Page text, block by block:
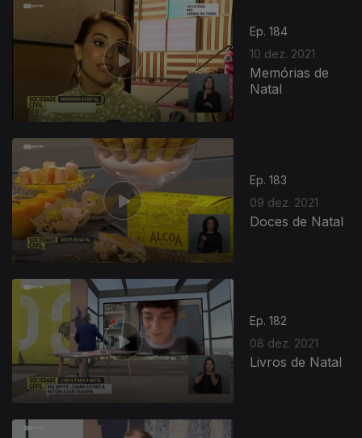
Ep. 184
10 dez. 2021
Memórias de
Natal
Ep. 183
09 dez. 2021
Doces de Natal
Ep. 182
08 dez. 2021
Livros de Natal